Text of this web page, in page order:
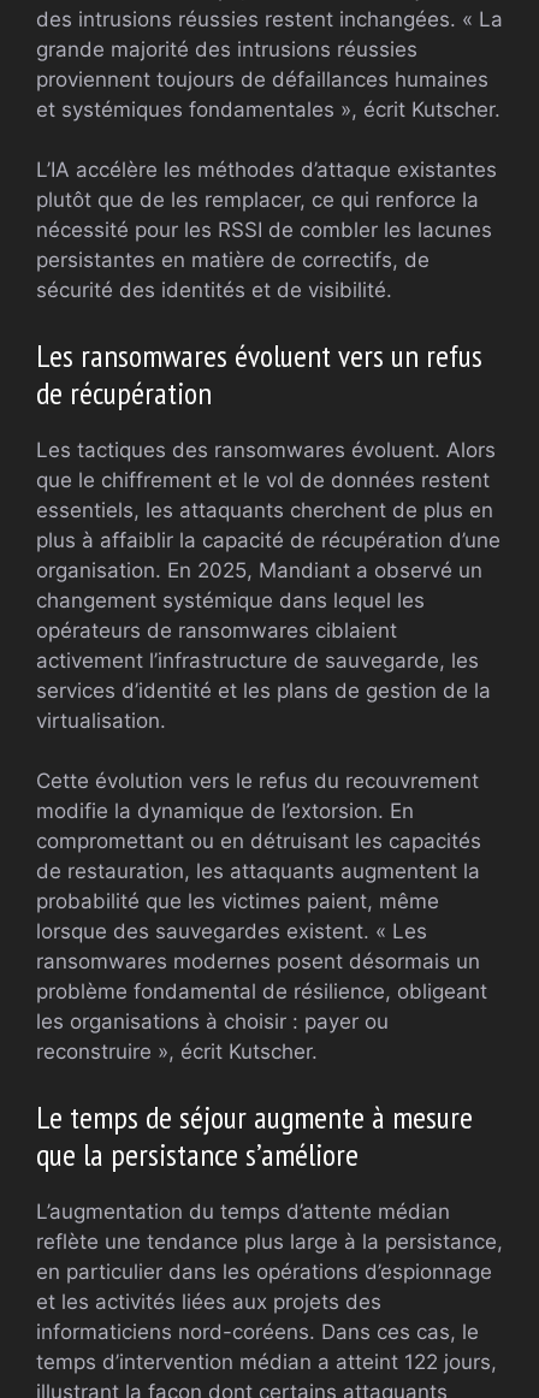
des intrusions réussies restent inchangées. « La
grande majorité des intrusions réussies
proviennent toujours de défaillances humaines
et systémiques fondamentales », écrit Kutscher.
L’IA accélère les méthodes d’attaque existantes
plutôt que de les remplacer, ce qui renforce la
nécessité pour les RSSI de combler les lacunes
persistantes en matière de correctifs, de
sécurité des identités et de visibilité.
Les ransomwares évoluent vers un refus
de récupération
Les tactiques des ransomwares évoluent. Alors
que le chiffrement et le vol de données restent
essentiels, les attaquants cherchent de plus en
plus à affaiblir la capacité de récupération d’une
organisation. En 2025, Mandiant a observé un
changement systémique dans lequel les
opérateurs de ransomwares ciblaient
activement l’infrastructure de sauvegarde, les
services d’identité et les plans de gestion de la
virtualisation.
Cette évolution vers le refus du recouvrement
modifie la dynamique de l’extorsion. En
compromettant ou en détruisant les capacités
de restauration, les attaquants augmentent la
probabilité que les victimes paient, même
lorsque des sauvegardes existent. « Les
ransomwares modernes posent désormais un
problème fondamental de résilience, obligeant
les organisations à choisir : payer ou
reconstruire », écrit Kutscher.
Le temps de séjour augmente à mesure
que la persistance s’améliore
L’augmentation du temps d’attente médian
reflète une tendance plus large à la persistance,
en particulier dans les opérations d’espionnage
et les activités liées aux projets des
informaticiens nord-coréens. Dans ces cas, le
temps d’intervention médian a atteint 122 jours,
illustrant la façon dont certains attaquants